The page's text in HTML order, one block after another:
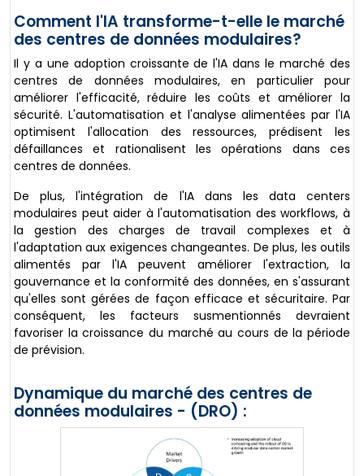
Comment l'IA transforme-t-elle le marché
des centres de données modulaires?
Il y a une adoption croissante de l'IA dans le marché des
centres de données modulaires, en particulier pour
améliorer l'efficacité, réduire les coûts et améliorer la
sécurité. L'automatisation et l'analyse alimentées par l'IA
optimisent l'allocation des ressources, prédisent les
défaillances et rationalisent les opérations dans ces
centres de données.
De plus, l'intégration de l'IA dans les data centers
modulaires peut aider à l'automatisation des workflows, à
la gestion des charges de travail complexes et à
l'adaptation aux exigences changeantes. De plus, les outils
alimentés par l'IA peuvent améliorer l'extraction, la
gouvernance et la conformité des données, en s'assurant
qu'elles sont gérées de façon efficace et sécuritaire. Par
conséquent, les facteurs susmentionnés devraient
favoriser la croissance du marché au cours de la période
de prévision.
Dynamique du marché des centres de
données modulaires - (DRO) :